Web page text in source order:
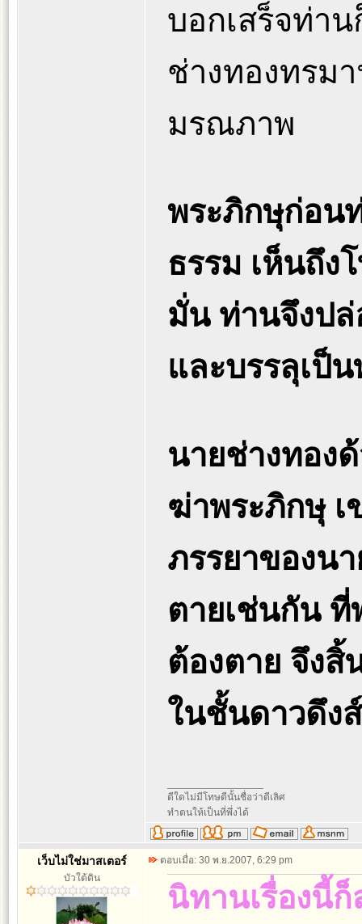
บอกเสร็จท่า
ช่างทองทรม
มรณภาพ
พระภิกษุก่อน
ธรรม เห็นถึง
มั่น ท่านจึงป
และบรรลุเป็
นายช่างทอง
ฆ่าพระภิกษุ
ภรรยาของน
ตายเช่นกัน ที่
ต้องตาย จึงสิ้
ในชั้นดาวดึงส์
ดีใดไม่มีโทษดีนั้นชื่อว่าดีเลิศ
ทำตนให้เป็นที่พึ่งได้
เว็บไม่ใช่มาสเตอร์
บัวใต้ดิน
ตอบเมื่อ: 30 พ.ย.2007, 6:29 pm
นิทานเรื่องนี้